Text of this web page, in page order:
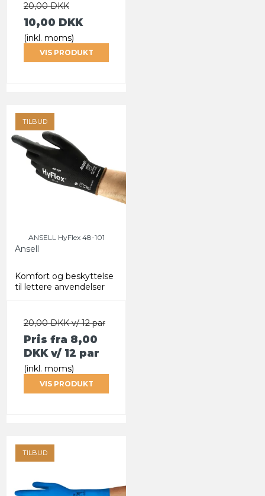
20,00 DKK
10,00 DKK
(inkl. moms)
VIS PRODUKT
TILBUD
ANSELL HyFlex 48-101
Ansell
Komfort og beskyttelse
til lettere anvendelser
20,00 DKK v/ 12 par
Pris fra 8,00
DKKv/ 12 par
(inkl. moms)
VIS PRODUKT
TILBUD